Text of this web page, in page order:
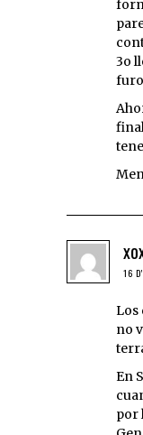
3o
16
Los
no
En
por